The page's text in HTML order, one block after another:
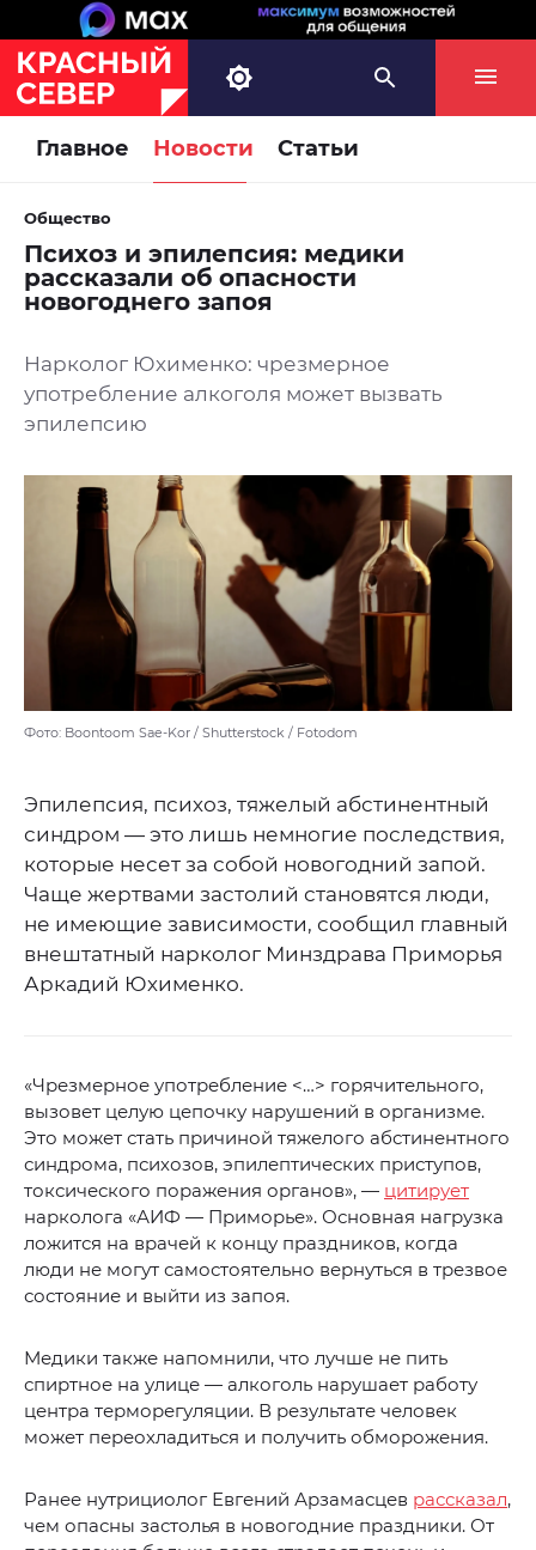
Главное Новости Статьи
Общество
Психоз и эпилепсия: медики
рассказали об опасности
новогоднего запоя
Нарколог Юхименко: чрезмерное
употребление алкоголя может вызвать
эпилепсию
Фото: Boontoom Sae-Kor / Shutterstock / Fotodom
Эпилепсия, психоз, тяжелый абстинентный
синдром — это лишь немногие последствия,
которые несет за собой новогодний запой.
Чаще жертвами застолий становятся люди,
не имеющие зависимости, сообщил главный
внештатный нарколог Минздрава Приморья
Аркадий Юхименко.
«Чрезмерное употребление <…> горячительного,
вызовет целую цепочку нарушений в организме.
Это может стать причиной тяжелого абстинентного
синдрома, психозов, эпилептических приступов,
токсического поражения органов», — цитирует
нарколога «АИФ — Приморье». Основная нагрузка
ложится на врачей к концу праздников, когда
люди не могут самостоятельно вернуться в трезвое
состояние и выйти из запоя.
Медики также напомнили, что лучше не пить
спиртное на улице — алкоголь нарушает работу
центра терморегуляции. В результате человек
может переохладиться и получить обморожения.
Ранее нутрициолог Евгений Арзамасцев рассказал,
чем опасны застолья в новогодние праздники. От